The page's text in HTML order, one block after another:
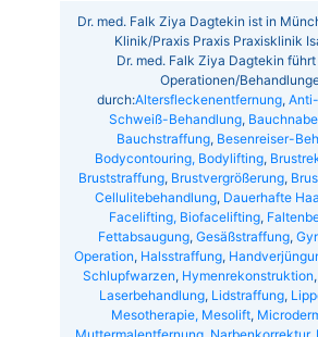
Dr. med. Falk Ziya Dagtekin ist in
Klinik/Praxis Praxis Praxisklinik
Dr. med. Falk Ziya Dagtekin
Operationen/
durch:Altersfleckenentfernung,
Schweiß-Behandlung,
Bauchstraffung, Besenreiser-
Bodycontouring, Bodylifting,
Bruststraffung, Brustvergrößerung,
Cellulitebehandlung, Dauerhafte
Facelifting, Biofacelifting,
Fettabsaugung, Gesäßstraffung,
Operation, Halsstraffung,
Schlupfwarzen, Hymenrekonstruktion,
Laserbehandlung, Lidstraffung,
Mesotherapie, Mesolift,